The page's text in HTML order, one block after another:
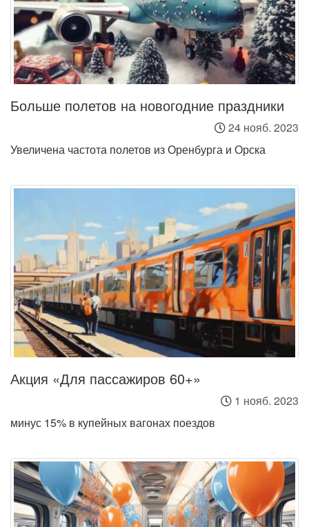
Больше полетов на новогодние праздники
24 нояб. 2023
Увеличена частота полетов из Оренбурга и Орска
Акция «Для пассажиров 60+»
1 нояб. 2023
минус 15% в купейных вагонах поездов